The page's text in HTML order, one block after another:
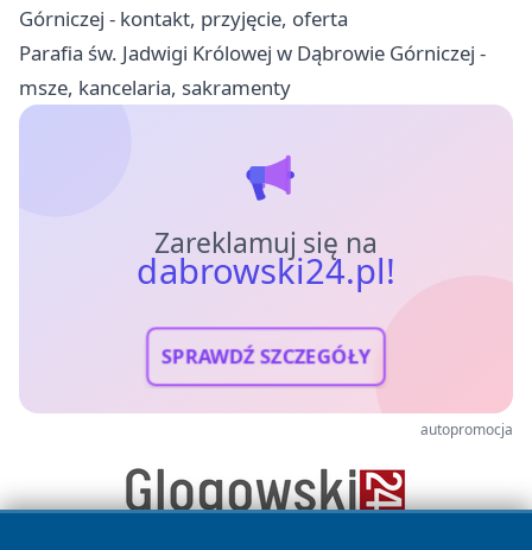
Górniczej - kontakt, przyjęcie, oferta
Parafia św. Jadwigi Królowej w Dąbrowie Górniczej -
msze, kancelaria, sakramenty
Zareklamuj się na
dabrowski24.pl!
SPRAWDŹ SZCZEGÓŁY
autopromocja